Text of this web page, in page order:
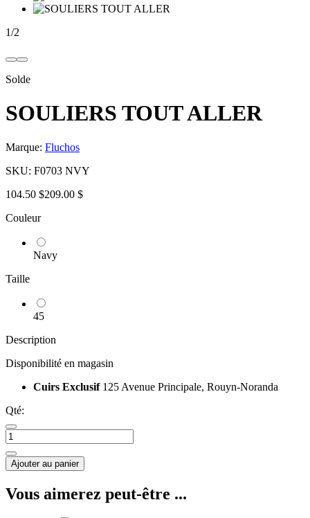
1/2
Solde
SOULIERS TOUT ALLER
Marque: Fluchos
SKU: F0703 NVY
104.50 $209.00 $
Couleur
Navy
Taille
45
Description
Disponibilité en magasin
Cuirs Exclusif 125 Avenue Principale, Rouyn-Noranda
Qté:
Ajouter au panier
Vous aimerez peut-être ...